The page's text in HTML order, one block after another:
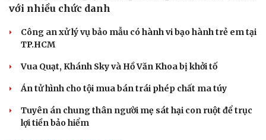
với nhiều chức danh
Công an xử lý vụ bảo mẫu có hành vi bạo hành trẻ em tại
TP.HCM
Vua Quạt, Khánh Sky và Hồ Văn Khoa bị khởi tố
Án tử hình cho tội mua bán trái phép chất ma túy
Tuyên án chung thân người mẹ sát hại con ruột để trục
lợi tiền bảo hiểm